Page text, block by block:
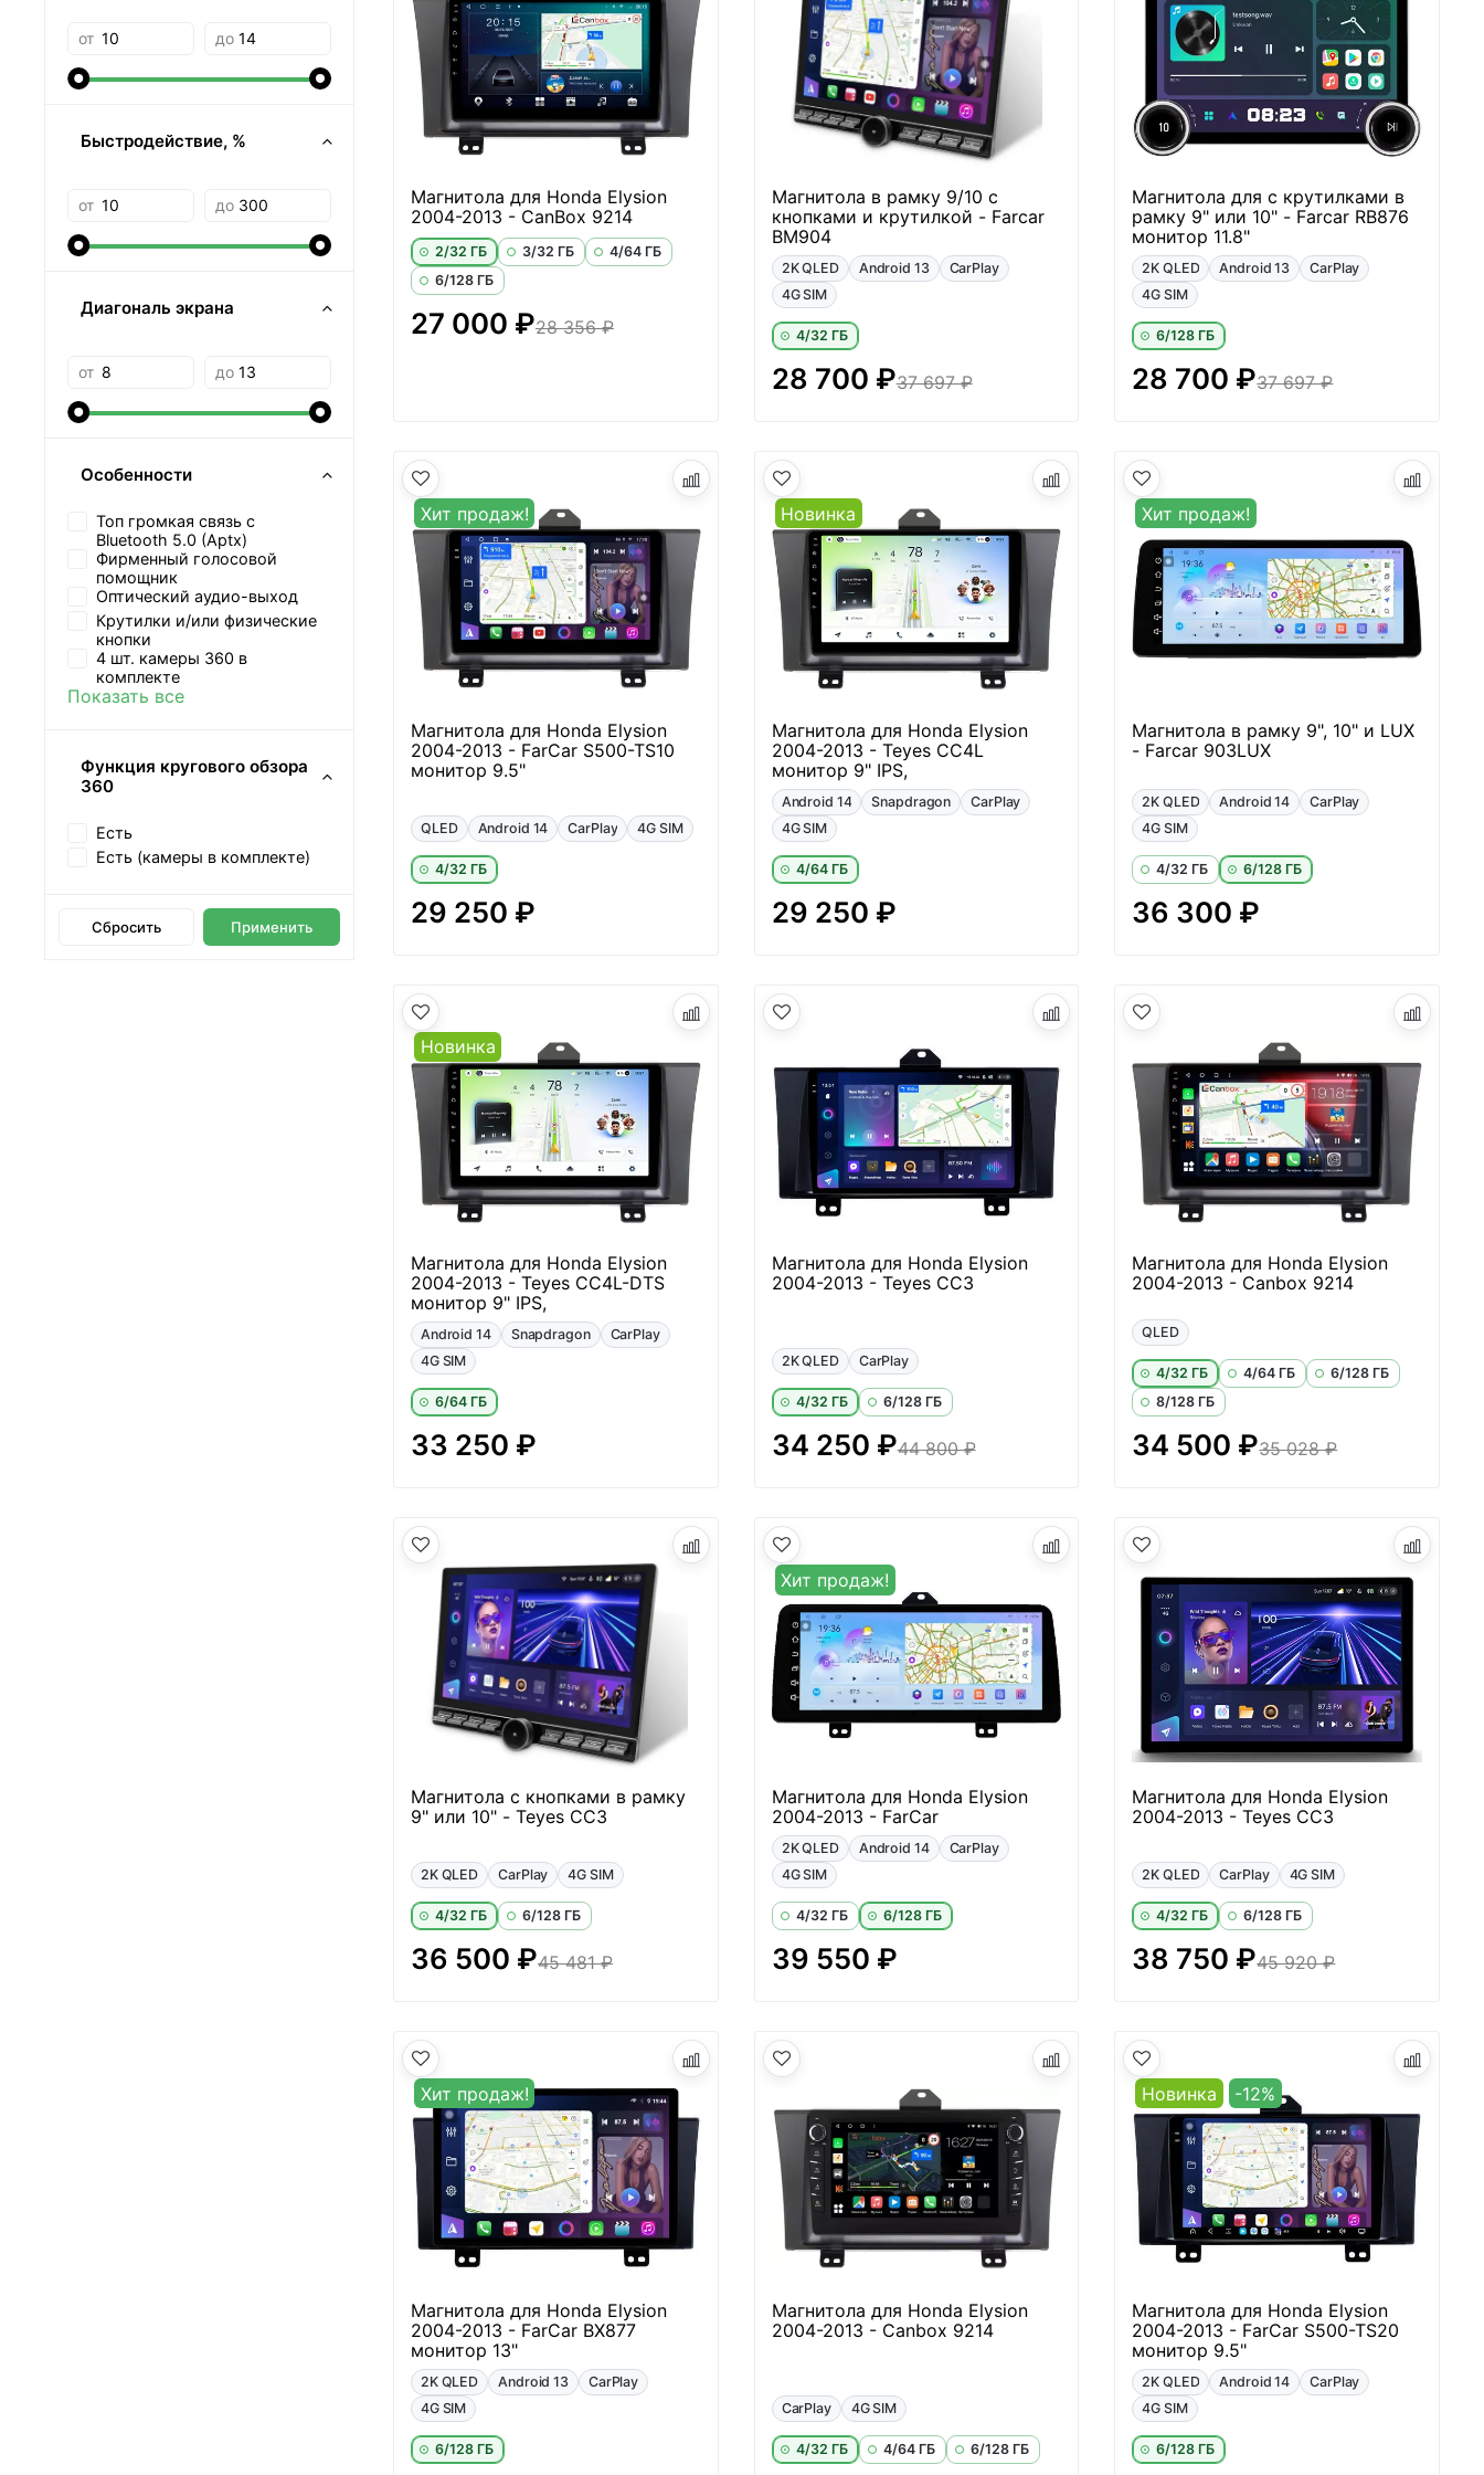
Магнитола для Honda Elysion
2004-2013 - CanBox 9214
2/32 ГБ 3/32 ГБ
4/64 ГБ
6/128 ГБ
27 000 ₽28 356 ₽
Магнитола в рамку 9/10 с
кнопками и крутилкой - Farcar
BM904
2K QLED Android 13
CarPlay
4G SIM
4/32 ГБ
37 697 ₽
28 700 ₽
Магнитола для с крутилками в
рамку 9" или 10" - Farcar RB876
монитор 11.8"
2K QLED Android 13
CarPlay
4G SIM
6/128 ГБ
37 697 ₽
28 700 ₽
Хит продаж!
Магнитола для Honda Elysion
2004-2013 - FarCar S500-TS10
монитор 9.5"
QLED Android 14 CarPlay 4G SIM
4/32 ГБ
29 250 ₽
Новинка
Магнитола для Honda Elysion
2004-2013 - Teyes CC4L
монитор 9" IPS,
Android 14 Snapdragon
CarPlay
4G SIM
4/64 ГБ
29 250 ₽
Хит продаж!
Магнитола в рамку 9", 10" и LUX
- Farcar 903LUX
2K QLED Android 14
CarPlay
4G SIM
4/32 ГБ 6/128 ГБ
36 300 ₽
Новинка
Магнитола для Honda Elysion
2004-2013 - Teyes CC4L-DTS
монитор 9" IPS,
Android 14 Snapdragon
CarPlay
4G SIM
6/64 ГБ
33 250 ₽
Магнитола для Honda Elysion
2004-2013 - Teyes CC3
2K QLED CarPlay
4/32 ГБ 6/128 ГБ
34 250 ₽44 800 ₽
Магнитола для Honda Elysion
2004-2013 - Canbox 9214
QLED
4/32 ГБ 4/64 ГБ
6/128 ГБ
8/128 ГБ
34 500 ₽35 028 ₽
Магнитола с кнопками в рамку
9" или 10" - Teyes CC3
2K QLED CarPlay 4G SIM
4/32 ГБ 6/128 ГБ
36 500 ₽45 481 ₽
Хит продаж!
Магнитола для Honda Elysion
2004-2013 - FarCar
2K QLED Android 14
CarPlay
4G SIM
4/32 ГБ 6/128 ГБ
39 550 ₽
Магнитола для Honda Elysion
2004-2013 - Teyes CC3
2K QLED CarPlay 4G SIM
4/32 ГБ 6/128 ГБ
38 750 ₽45 920 ₽
Хит продаж!
Магнитола для Honda Elysion
2004-2013 - FarCar BX877
монитор 13"
2K QLED Android 13
CarPlay
4G SIM
6/128 ГБ
Магнитола для Honda Elysion
2004-2013 - Canbox 9214
CarPlay 4G SIM
4/32 ГБ 4/64 ГБ 6/128 ГБ
Новинка -12%
Магнитола для Honda Elysion
2004-2013 - FarCar S500-TS20
монитор 9.5"
2K QLED Android 14
CarPlay
4G SIM
6/128 ГБ
от до
Быстродействие, %
от до
Диагональ экрана
от до
Особенности
Топ громкая связь с
Bluetooth 5.0 (Aptx)
Фирменный голосовой
помощник
Оптический аудио-выход
Крутилки и/или физические
кнопки
4 шт. камеры 360 в
комплекте
Показать все
Функция кругового обзора
360
Есть
Есть (камеры в комплекте)
Сбросить Применить